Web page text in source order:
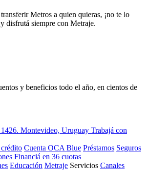
Metros a quien quieras, ¡no te lo
disfrutá siempre con Metraje.
y beneficios todo el año, en cientos de
Montevideo, Uruguay Trabajá con
Cuenta OCA Blue Préstamos Seguros
Financiá en 36 cuotas
Educación Metraje Servicios Canales